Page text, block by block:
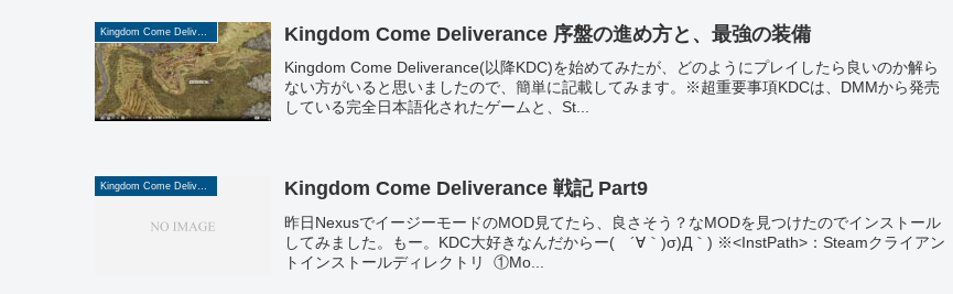
Kingdom Come Deliverance 序盤の進め方と、最強の装備
Kingdom Come Deliverance(以降KDC)を始めてみたが、どのようにプレイしたら良いのか解ら
ない方がいると思いましたので、簡単に記載してみます。※超重要事項KDCは、DMMから発売
している完全日本語化されたゲームと、St...
Kingdom Come Deliverance Kingdom Come Deliverance 戦記 Part9
昨日NexusでイージーモードのMOD見てたら、良さそう？なMODを見つけたのでインストール
してみました。もー。KDC大好きなんだからー( ´∀｀)σ)Д｀) ※<InstPath>：Steamクライアン
トインストールディレクトリ ①Mo...